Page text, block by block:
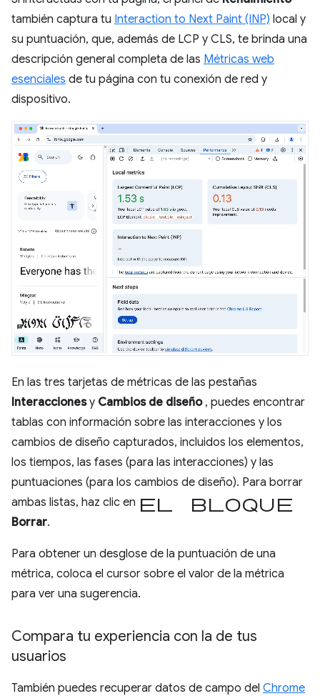
también captura tu Interaction to Next Paint (INP) local y
su puntuación, que, además de LCP y CLS, te brinda una
descripción general completa de las Métricas web
esenciales de tu página con tu conexión de red y
dispositivo.
En las tres tarjetas de métricas de las pestañas
Interaccionesy Cambios de diseño, puedes encontrar
tablas con información sobre las interacciones y los
cambios de diseño capturados, incluidos los elementos,
los tiempos, las fases (para las interacciones) y las
puntuaciones (para los cambios de diseño). Para borrar
ambas listas, haz clic en el bloque
Borrar.
Para obtener un desglose de la puntuación de una
métrica, coloca el cursor sobre el valor de la métrica
para ver una sugerencia.
Compara tu experiencia con la de tus
usuarios
También puedes recuperar datos de campo del Chrome